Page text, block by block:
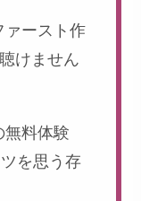
ァースト作
けません
無料体験
を思う存